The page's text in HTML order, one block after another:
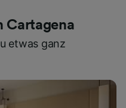
Cartagena
etwas ganz